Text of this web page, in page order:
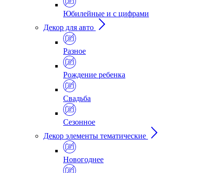
Юбилейные и с цифрами
Декор для авто
Разное
Рождение ребенка
Свадьба
Сезонное
Декор элементы тематические
Новогоднее